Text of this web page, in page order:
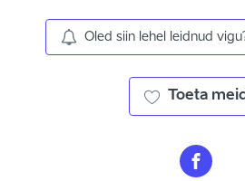
Oled siin lehel leidnud
Toeta